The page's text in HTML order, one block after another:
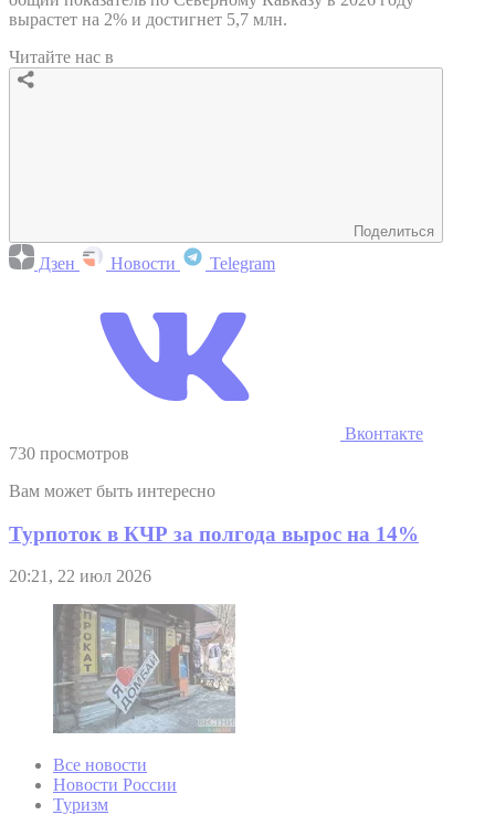
вырастет на 2% и достигнет 5,7 млн.
Читайте нас в
Поделиться
Дзен Новости Telegram
Вконтакте
730 просмотров
Вам может быть интересно
Турпоток в КЧР за полгода вырос на 14%
20:21, 22 июл 2026
Все новости
Новости России
Туризм